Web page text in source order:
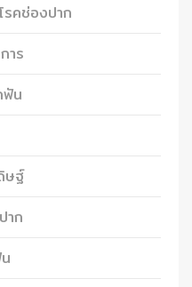
รคช่องปาก
าร
ฟัน
ษฐ์
าก